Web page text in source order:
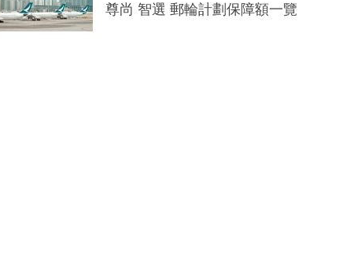
尊尚 智選 郵輪計劃保障額一覽